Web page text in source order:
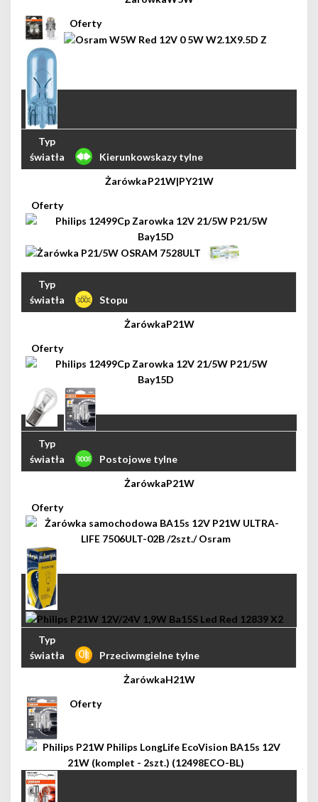
Kierunkowskazy tylne
P21W|PY21W
Stopu
P21W
Postojowe tylne
P21W
Przeciwmgielne tylne
H21W